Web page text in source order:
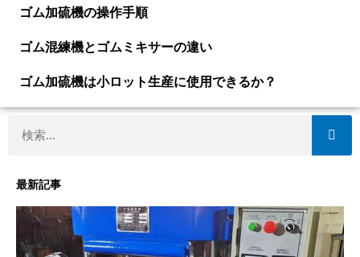
ゴム加硫機の操作手順
ゴム混練機とゴムミキサーの違い
ゴム加硫機は小ロット生産に使用できるか？
最新記事